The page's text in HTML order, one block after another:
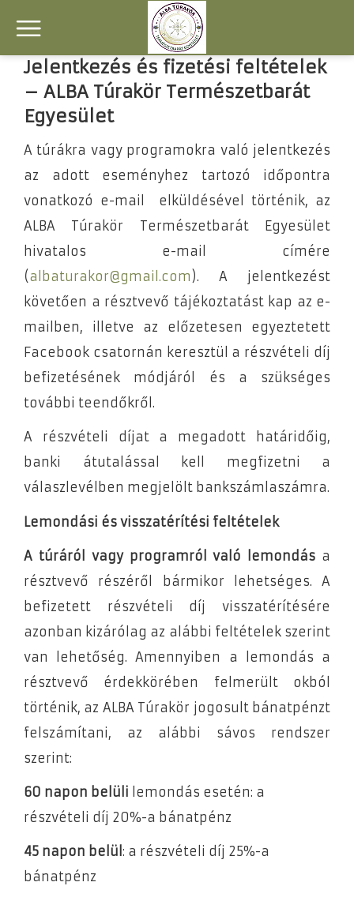
Jelentkezés és fizetési feltételek
– ALBA Túrakör Természetbarát
Egyesület
A túrákra vagy programokra való jelentkezés
az adott eseményhez tartozó időpontra
vonatkozó e-mail elküldésével történik, az
ALBA Túrakör Természetbarát Egyesület
hivatalos e-mail címére
(albaturakor@gmail.com ). A jelentkezést
követően a résztvevő tájékoztatást kap az e-
mailben, illetve az előzetesen egyeztetett
Facebook csatornán keresztül a részvételi díj
befizetésének módjáról és a szükséges
további teendőkről.
A részvételi díjat a megadott határidőig,
banki átutalással kell megfizetni a
válaszlevélben megjelölt bankszámlaszámra.
Lemondási és visszatérítési feltételek
A túráról vagy programról való lemondás a
résztvevő részéről bármikor lehetséges. A
befizetett részvételi díj visszatérítésére
azonban kizárólag az alábbi feltételek szerint
van lehetőség. Amennyiben a lemondás a
résztvevő érdekkörében felmerült okból
történik, az ALBA Túrakör jogosult bánatpénzt
felszámítani, az alábbi sávos rendszer
szerint:
60 napon belüli lemondás esetén: a
részvételi díj 20%-a bánatpénz
45 napon belül : a részvételi díj 25%-a
bánatpénz